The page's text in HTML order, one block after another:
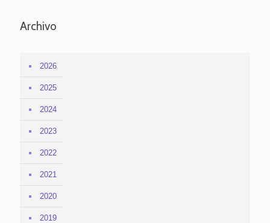
Archivo
2026
2025
2024
2023
2022
2021
2020
2019